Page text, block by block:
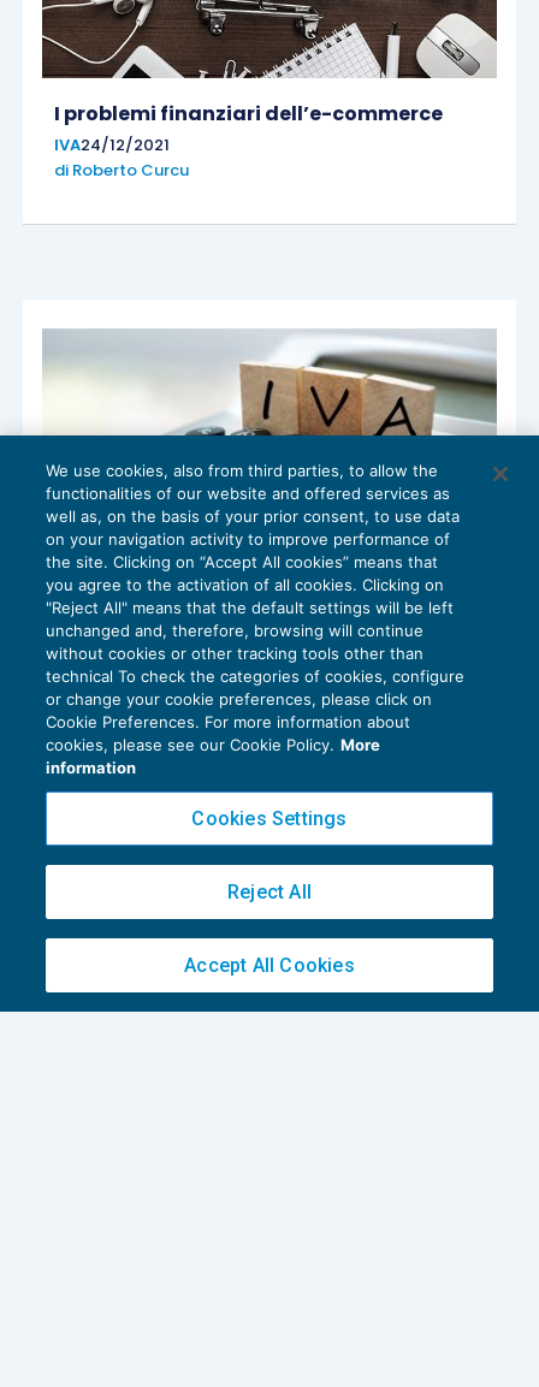
I problemi finanziari dell’e-commerce
IVA24/12/2021
di Roberto Curcu
Iva applicata in eccesso: restituzione ad
ampio spettro
IVA24/11/2021
diAlessandro Carlesimo
We use cookies, also from third parties, to allow the
functionalities of our website and offered services as
well as, on the basis of your prior consent, to use data
on your navigation activity to improve performance of
the site. Clicking on “Accept All cookies” means that
you agree to the activation of all cookies. Clicking on
"Reject All" means that the default settings will be left
unchanged and, therefore, browsing will continue
without cookies or other tracking tools other than
technical To check the categories of cookies, configure
or change your cookie preferences, please click on
Cookie Preferences. For more information about
cookies, please see our Cookie Policy. More
information
Cookies Settings
Reject All
Accept All Cookies